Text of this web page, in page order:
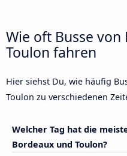
Wie oft Busse
Toulon fahren
Hier siehst Du, wie häufig
Toulon zu verschiedenen
Welcher Tag hat die
Bordeaux und Toulon?